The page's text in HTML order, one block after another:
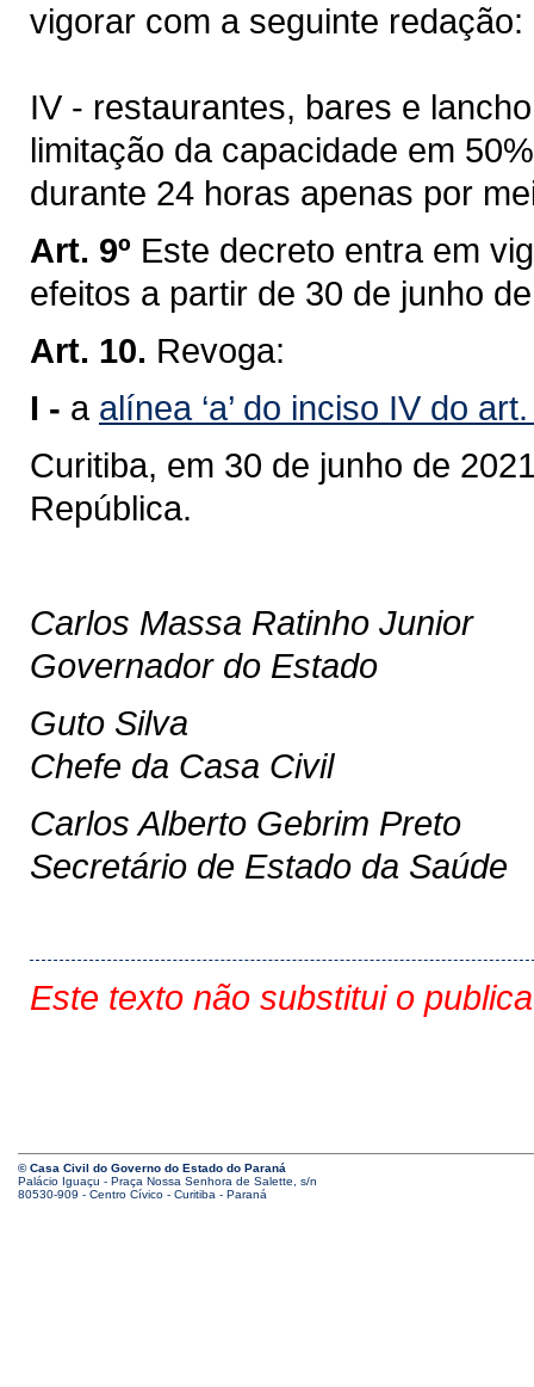
vigorar com a seguinte redação:
IV - restaurantes, bares e
limitação da capacidade em
durante 24 horas apenas por
Art. 9º Este decreto entra em
efeitos a partir de 30 de junho
Art. 10. Revoga:
I - a alínea ‘a’ do inciso IV do
Curitiba, em 30 de junho de
República.
Carlos Massa Ratinho Junior
Governador do Estado
Guto Silva
Chefe da Casa Civil
Carlos Alberto Gebrim Preto
Secretário de Estado da Saúde
Este texto não substitui o
© Casa Civil do Governo do Estado do Paraná
Palácio Iguaçu - Praça Nossa Senhora de Salette, s/n
80530-909 - Centro Cívico - Curitiba - Paraná